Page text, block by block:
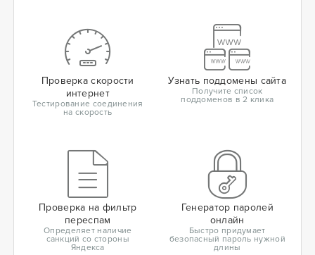
Проверка скорости
интернет
Тестирование соединения
на скорость
Узнать поддомены сайта
Получите список
поддоменов в 2 клика
Проверка на фильтр
переспам
Определяет наличие
санкций со стороны
Яндекса
Генератор паролей
онлайн
Быстро придумает
безопасный пароль нужной
длины